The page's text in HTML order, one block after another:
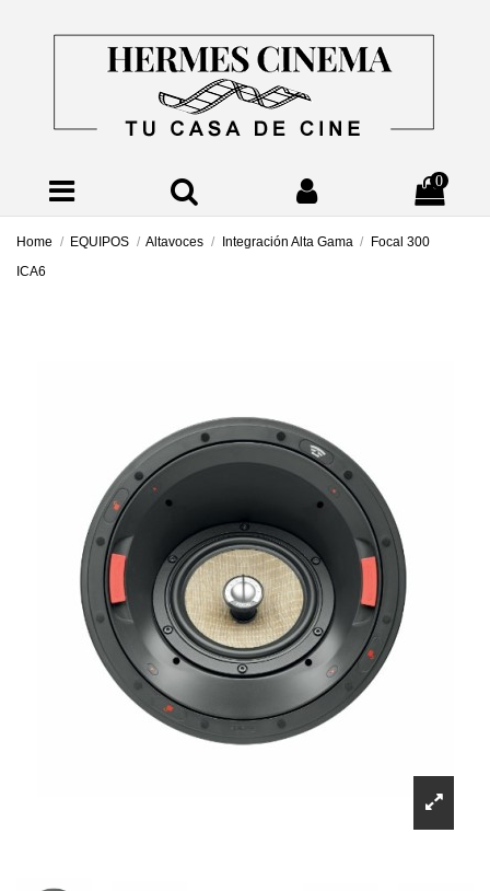
0
Home EQUIPOS Altavoces Integración Alta Gama
Focal 300
ICA6